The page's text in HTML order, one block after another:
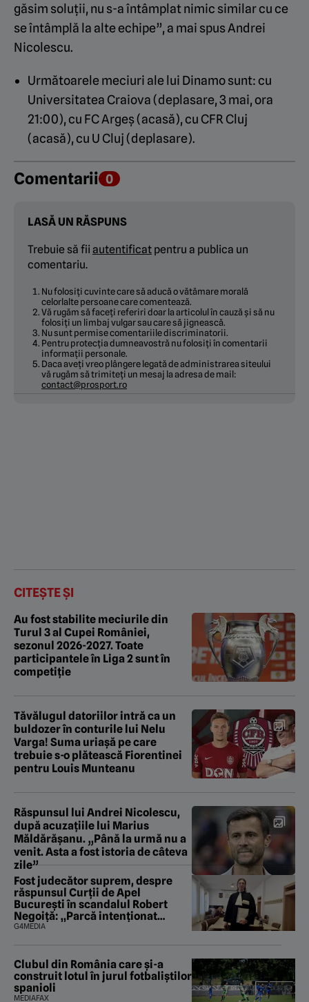
găsim soluții, nu s-a întâmplat nimic similar cu ce
se întâmplă la alte echipe”, a mai spus Andrei
Nicolescu.
Următoarele meciuri ale lui Dinamo sunt: cu
Universitatea Craiova (deplasare, 3 mai, ora
21:00), cu FC Argeș (acasă), cu CFR Cluj
(acasă), cu U Cluj (deplasare).
Comentarii 0
LASĂ UN RĂSPUNS
Trebuie să fii autentificat pentru a publica un
comentariu.
Nu folosiți cuvinte care să aducă o vătămare morală
celorlalte persoane care comentează.
Vă rugăm să faceți referiri doar la articolul în cauză și să nu
folosiți un limbaj vulgar sau care să jignească.
Nu sunt permise comentariile discriminatorii.
Pentru protecția dumneavostră nu folosiți în comentarii
informații personale.
Daca aveți vreo plângere legată de administrarea siteului
vă rugăm să trimiteți un mesaj la adresa de mail:
contact@prosport.ro
CITEȘTE ȘI
Au fost stabilite meciurile din
Turul 3 al Cupei României,
sezonul 2026-2027. Toate
participantele în Liga 2 sunt în
competiție
Tăvălugul datoriilor intră ca un
buldozer în conturile lui Nelu
Varga! Suma uriașă pe care
trebuie s-o plătească Fiorentinei
pentru Louis Munteanu
Răspunsul lui Andrei Nicolescu,
după acuzațiile lui Marius
Măldărășanu. „Până la urmă nu a
venit. Asta a fost istoria de câteva
zile”
Fost judecător suprem, despre
răspunsul Curții de Apel
București în scandalul Robert
Negoiță: „Parcă intenționat
urmăresc să saboteze și ultima
G4MEDIA
Clubul din România care și-a
construit lotul în jurul fotbaliștilor
spanioli
MEDIAFAX